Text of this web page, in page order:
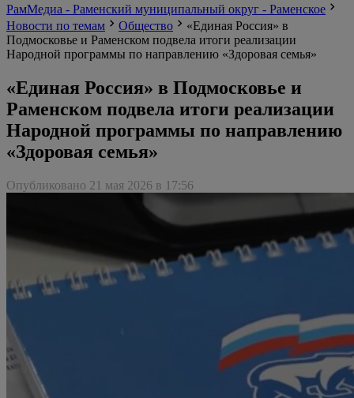
РамМедиа - Раменский муниципальный округ - Раменское
Новости по темам
Общество
«Единая Россия» в
Подмосковье и Раменском подвела итоги реализации
Народной программы по направлению «Здоровая семья»
«Единая Россия» в Подмосковье и
Раменском подвела итоги реализации
Народной программы по направлению
«Здоровая семья»
Опубликовано 21 мая 2026 в 17:56